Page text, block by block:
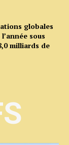
globales
sous
milliards de